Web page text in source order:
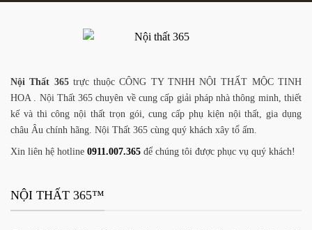
Nội Thất 365trực thuộc CÔNG TY TNHH NỘI THẤT MỘC TINH
HOA . Nội Thất 365 chuyên về cung cấp giải pháp nhà thông minh, thiết
kế và thi công nội thất trọn gói, cung cấp phụ kiện nội thất, gia dụng
châu Âu chính hãng. Nội Thất 365 cùng quý khách xây tổ ấm.
Xin liên hệ hotline 0911.007.365 để chúng tôi được phục vụ quý khách!
NỘI THẤT 365™